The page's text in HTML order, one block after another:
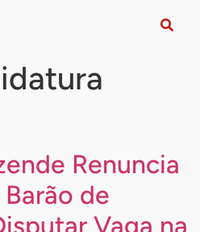
Renuncia
de
Vaga na